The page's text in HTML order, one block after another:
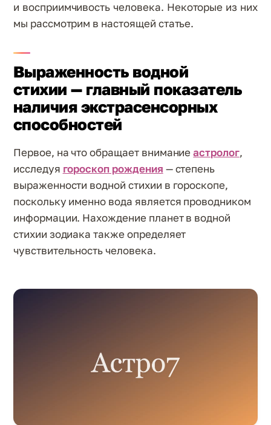
и восприимчивость человека. Некоторые из них
мы рассмотрим в настоящей статье.
Выраженность водной
стихии — главный показатель
наличия экстрасенсорных
способностей
Первое, на что обращает вниманиеастролог,
исследуя гороскоп рождения — степень
выраженности водной стихии в гороскопе,
поскольку именно вода является проводником
информации. Нахождение планет в водной
стихии зодиака также определяет
чувствительность человека.